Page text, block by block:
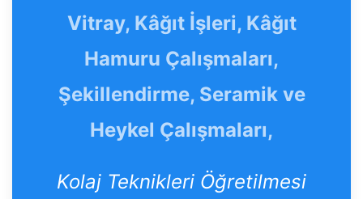
Vitray, Kâğıt İşleri, Kâğıt
Hamuru Çalışmaları,
Şekillendirme, Seramik ve
Heykel Çalışmaları,
Kolaj Teknikleri Öğretilmesi